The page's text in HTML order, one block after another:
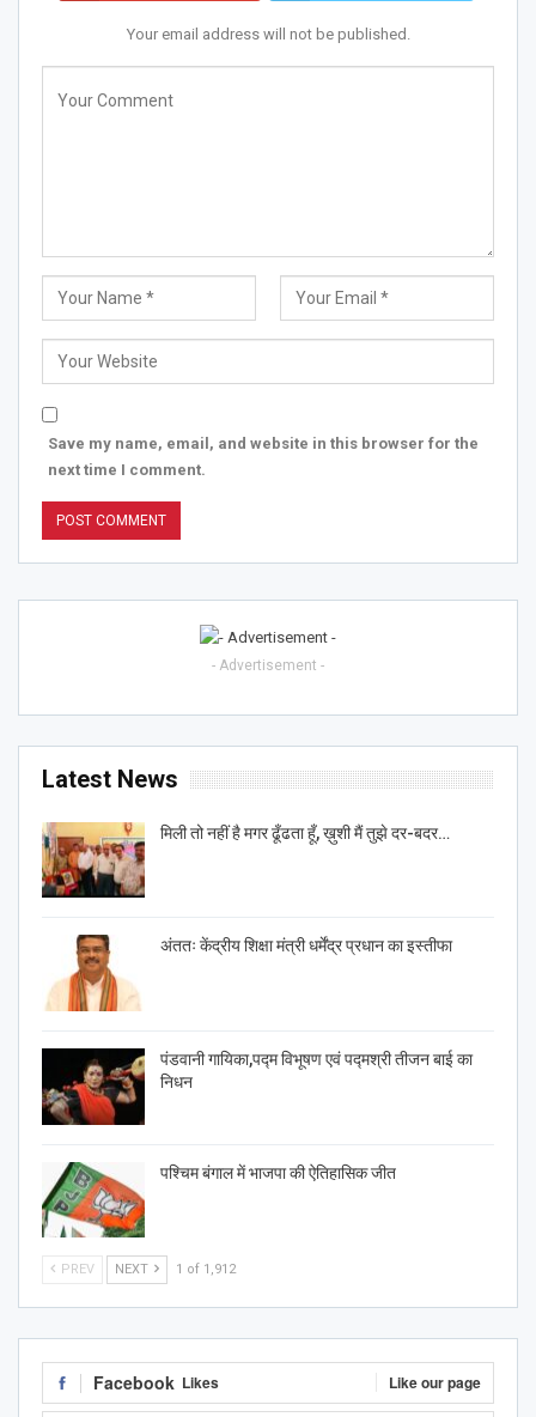
Your email address will not be published.
Save my name, email, and website in this browser for the
next time I comment.
- Advertisement -
Latest News
मिली तो नहीं है मगर ढूँढता हूँ, ख़ुशी मैं तुझे दर-बदर…
अंततः केंद्रीय शिक्षा मंत्री धर्मेंद्र प्रधान का इस्तीफा
पंडवानी गायिका,पद्म विभूषण एवं पद्मश्री तीजन बाई का
निधन
पश्चिम बंगाल में भाजपा की ऐतिहासिक जीत
PREV NEXT 1 of 1,912
Facebook Likes Like our page